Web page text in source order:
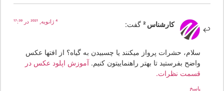
کارشناس 2 گفت:
سلام، حشرات پرواز میکنند یا چسبیدن به گیاه؟ از افتها عکس
واضح بفرستید تا بهتر راهنماییتون کنیم. آموزش اپلود عکس در
قسمت نظرات.